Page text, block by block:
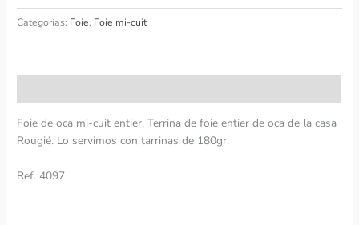
Categorías: Foie, Foie mi-cuit
Foie de oca mi-cuit entier. Terrina de foie entier de oca de la casa
Rougié. Lo servimos con tarrinas de 180gr.
Ref. 4097